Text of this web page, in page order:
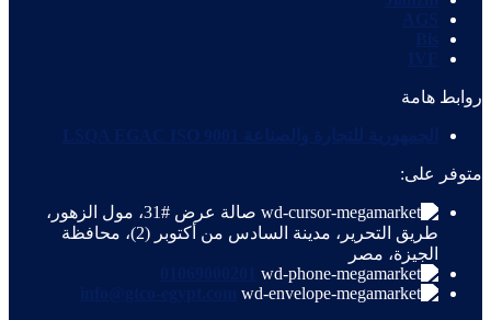
روابط هامة
متوفر على:
صالة عرض #31، مول الزهور،
طريق التحرير، مدينة السادس من أكتوبر (2)، محافظة
الجيزة، مصر